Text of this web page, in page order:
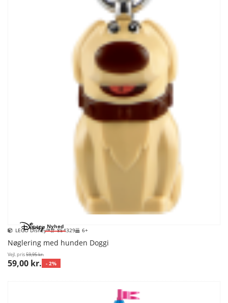
Nyhed
LEGO Disney™ 854329 6+
Nøglering med hunden Doggi
Vejl. pris59,95 kr.
59,00 kr. - 2%